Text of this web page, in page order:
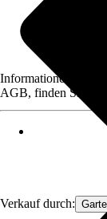
Verkauf durch:
Informationen des
AGB, finden Sie bei